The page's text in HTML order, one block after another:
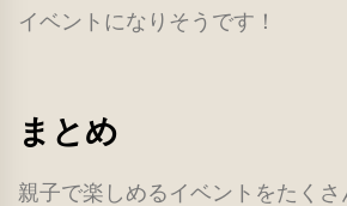
イベントになりそうです！
まとめ
親子で楽しめるイベントをたくさ